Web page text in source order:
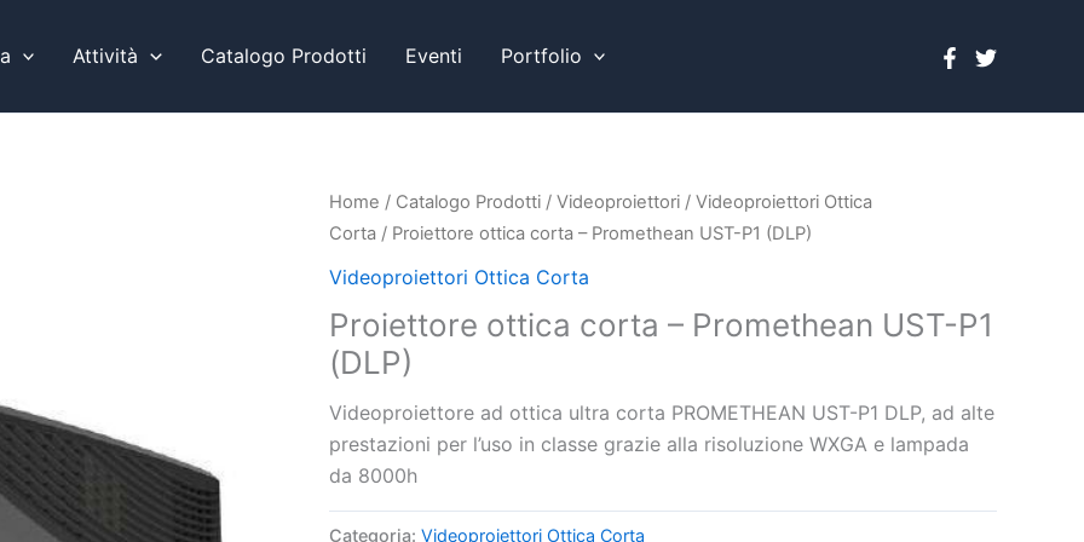
Attività Catalogo Prodotti Eventi Portfolio
Home / Catalogo Prodotti / Videoproiettori / Videoproiettori Ottica
Corta / Proiettore ottica corta – Promethean UST-P1 (DLP)
Videoproiettori Ottica Corta
Proiettore ottica corta – Promethean UST-P1
(DLP)
Videoproiettore ad ottica ultra corta PROMETHEAN UST-P1 DLP, ad alte
prestazioni per l’uso in classe grazie alla risoluzione WXGA e lampada
da 8000h
Categoria: Videoproiettori Ottica Corta